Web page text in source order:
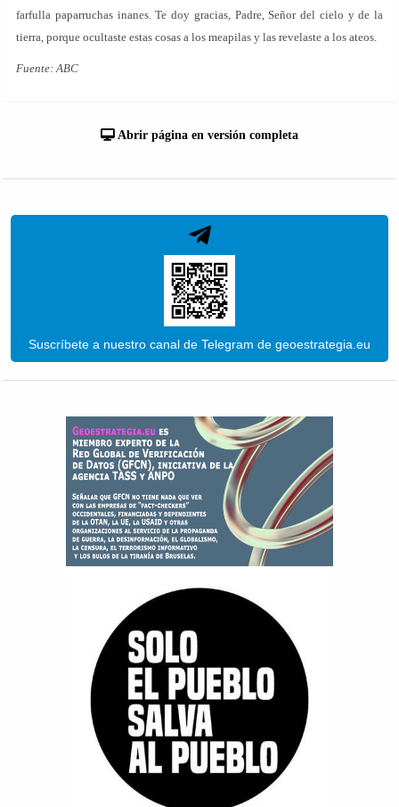
farfulla paparruchas inanes. Te doy gracias, Padre, Señor del cielo y de la
tierra, porque ocultaste estas cosas a los meapilas y las revelaste a los ateos.
Fuente:ABC
Abrir página en versión completa
Suscríbete a nuestro canal de Telegram de geoestrategia.eu